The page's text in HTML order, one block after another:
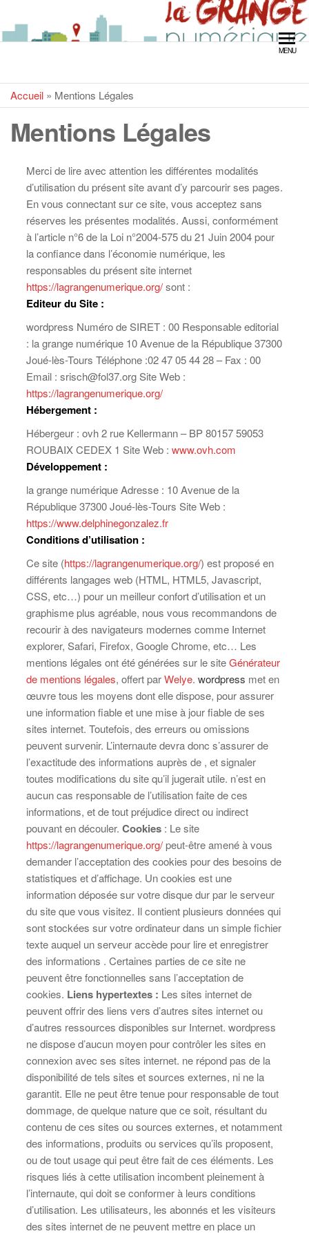
LA GRANGE
NUMÉRIQUE
MENU
Accueil » Mentions Légales
Mentions Légales
Merci de lire avec attention les différentes modalités
d’utilisation du présent site avant d’y parcourir ses pages.
En vous connectant sur ce site, vous acceptez sans
réserves les présentes modalités. Aussi, conformément
à l’article n°6 de la Loi n°2004-575 du 21 Juin 2004 pour
la confiance dans l’économie numérique, les
responsables du présent site internet
https://lagrangenumerique.org/sont :
Editeur du Site :
wordpress Numéro de SIRET : 00 Responsable editorial
: la grange numérique 10 Avenue de la République 37300
Joué-lès-Tours Téléphone :02 47 05 44 28 – Fax : 00
Email : srisch@fol37.org Site Web :
https://lagrangenumerique.org/
Hébergement :
Hébergeur : ovh 2 rue Kellermann – BP 80157 59053
ROUBAIX CEDEX 1 Site Web : www.ovh.com
Développement:
la grange numérique Adresse : 10 Avenue de la
République 37300 Joué-lès-Tours Site Web :
https://www.delphinegonzalez.fr
Conditions d’utilisation :
Ce site (https://lagrangenumerique.org/) est proposé en
différents langages web (HTML, HTML5, Javascript,
CSS, etc…) pour un meilleur confort d’utilisation et un
graphisme plus agréable, nous vous recommandons de
recourir à des navigateurs modernes comme Internet
explorer, Safari, Firefox, Google Chrome, etc… Les
mentions légales ont été générées sur le siteGénérateur
de mentions légales, offert parWelye. wordpress met en
œuvre tous les moyens dont elle dispose, pour assurer
une information fiable et une mise à jour fiable de ses
sites internet. Toutefois, des erreurs ou omissions
peuvent survenir. L’internaute devra donc s’assurer de
l’exactitude des informations auprès de , et signaler
toutes modifications du site qu’il jugerait utile. n’est en
aucun cas responsable de l’utilisation faite de ces
informations, et de tout préjudice direct ou indirect
pouvant en découler. Cookies: Le site
https://lagrangenumerique.org/peut-être amené à vous
demander l’acceptation des cookies pour des besoins de
statistiques et d’affichage. Un cookies est une
information déposée sur votre disque dur par le serveur
du site que vous visitez. Il contient plusieurs données qui
sont stockées sur votre ordinateur dans un simple fichier
texte auquel un serveur accède pour lire et enregistrer
des informations . Certaines parties de ce site ne
peuvent être fonctionnelles sans l’acceptation de
cookies. Liens hypertextes : Les sites internet de
peuvent offrir des liens vers d’autres sites internet ou
d’autres ressources disponibles sur Internet. wordpress
ne dispose d’aucun moyen pour contrôler les sites en
connexion avec ses sites internet. ne répond pas de la
disponibilité de tels sites et sources externes, ni ne la
garantit. Elle ne peut être tenue pour responsable de tout
dommage, de quelque nature que ce soit, résultant du
contenu de ces sites ou sources externes, et notamment
des informations, produits ou services qu’ils proposent,
ou de tout usage qui peut être fait de ces éléments. Les
risques liés à cette utilisation incombent pleinement à
l’internaute, qui doit se conformer à leurs conditions
d’utilisation. Les utilisateurs, les abonnés et les visiteurs
des sites internet de ne peuvent mettre en place un